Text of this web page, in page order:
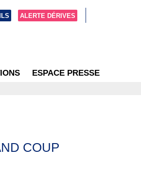
ALERTE DÉRIVES
ESPACE PRESSE
COUP